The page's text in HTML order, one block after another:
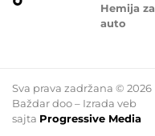
Hemija za
auto
Sva prava zadržana © 2026
Baždar doo – Izrada veb
sajta Progressive Media